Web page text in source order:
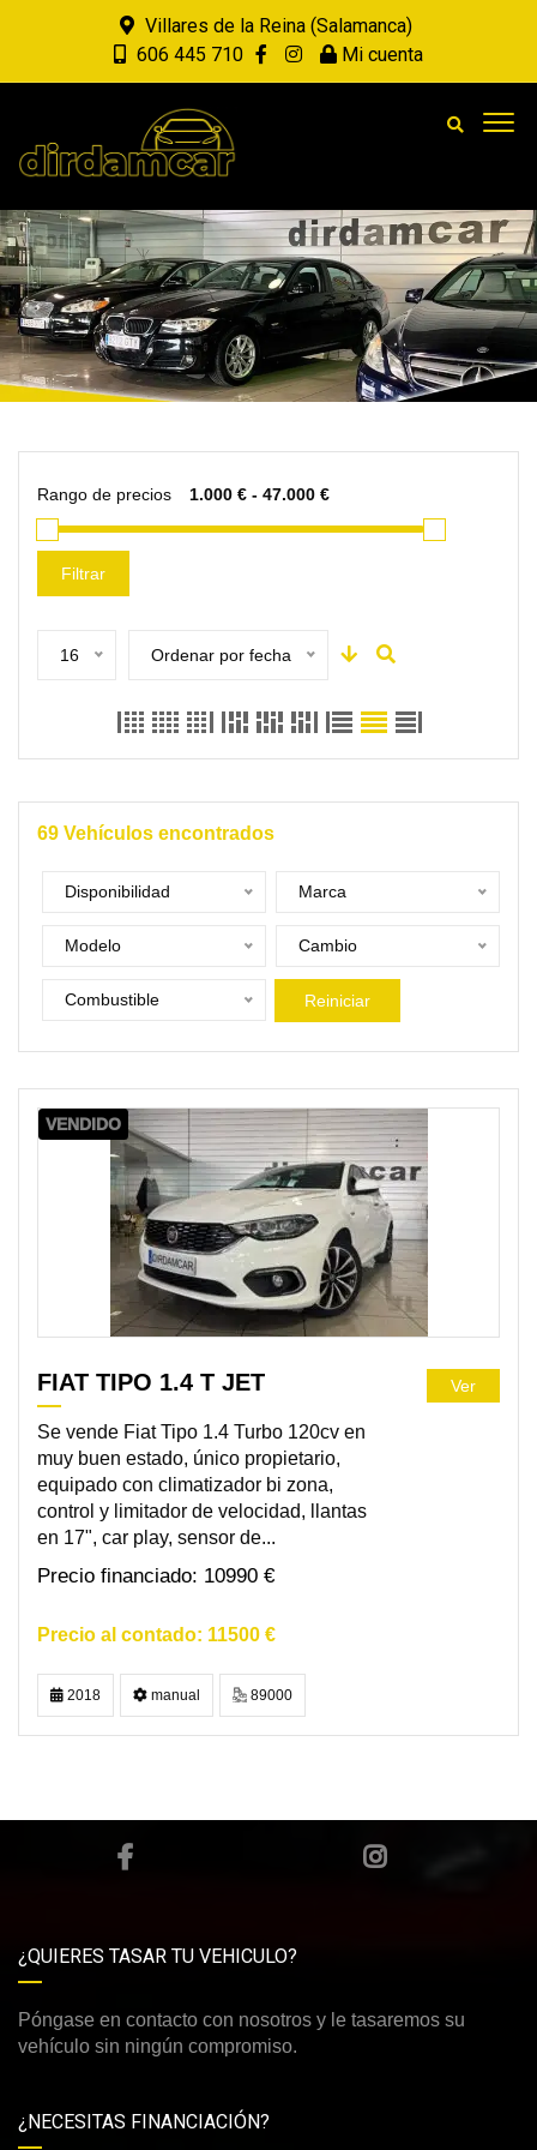
Villares de la Reina (Salamanca)
606 445 710
Mi cuenta
Rango de precios
Filtrar
16 Ordenar por fecha
69 Vehículos encontrados
Disponibilidad Marca
Modelo Cambio
Combustible Reiniciar
VENDIDO
FIAT TIPO 1.4 T JET
Se vende Fiat Tipo 1.4 Turbo 120cv en
muy buen estado, único propietario,
equipado con climatizador bi zona,
control y limitador de velocidad, llantas
en 17", car play, sensor de...
10990 €
11500 €
Ver
2018 manual 89000
¿QUIERES TASAR TU VEHICULO?
Póngase en contacto con nosotros y le tasaremos su
vehículo sin ningún compromiso.
¿NECESITAS FINANCIACIÓN?